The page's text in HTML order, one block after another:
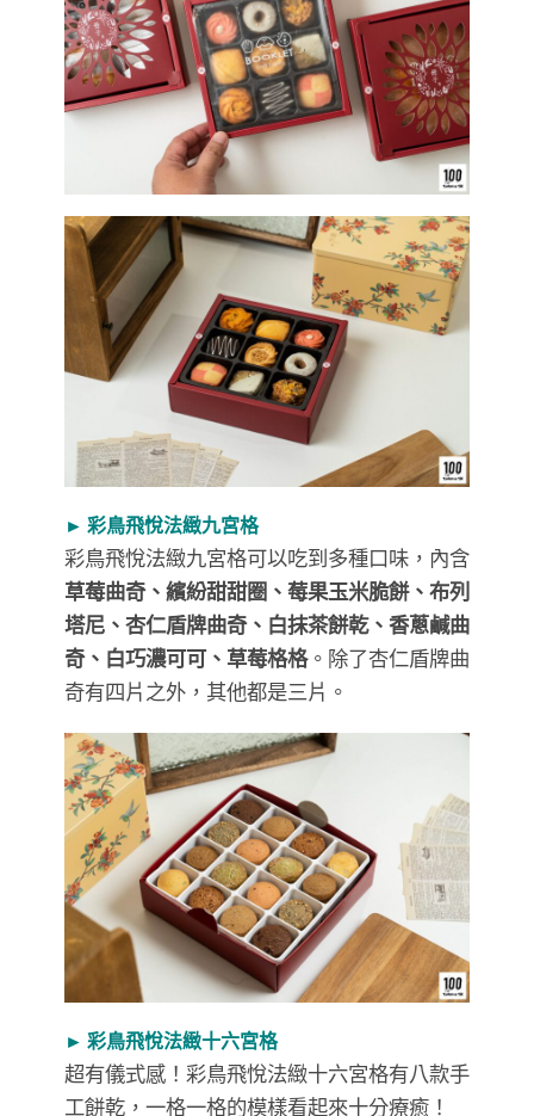
► 彩鳥飛悅法緻九宮格
彩鳥飛悅法緻九宮格可以吃到多種口味，內含
草莓曲奇、繽紛甜甜圈、莓果玉米脆餅、布列
塔尼、杏仁盾牌曲奇、白抹茶餅乾、香蔥鹹曲
奇、白巧濃可可、草莓格格。除了杏仁盾牌曲
奇有四片之外，其他都是三片。
► 彩鳥飛悅法緻十六宮格
超有儀式感！彩鳥飛悅法緻十六宮格有八款手
工餅乾，一格一格的模樣看起來十分療癒！